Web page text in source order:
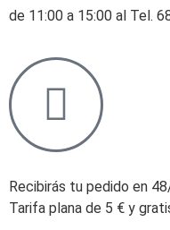
de 11:00 a 15:00 al Tel.
Recibirás tu pedido en
Tarifa plana de 5 € y